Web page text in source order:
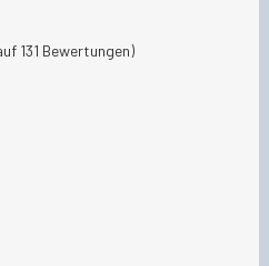
131 Bewertungen)